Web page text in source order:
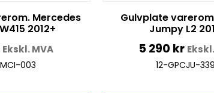
Mercedes
2012+
Ekskl. MVA
003
Gulvplate
Jumpy L2
5 290 kr
12-GPCJU-